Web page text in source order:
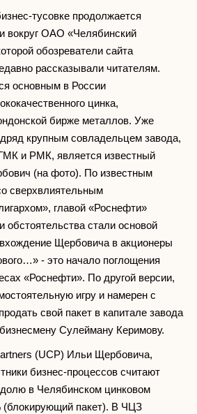
тусовке продолжается
вокруг ОАО «Челябинский
обозреватели сайта
рассказывали читателям.
основным в России
цинка,
бирже металлов. Уже
крупным совладельцем завода,
и РМК, является известный
(на фото). По известным
сверхвлиятельным
главой «Роснефти»
стали основой
вхождение Щербовича в акционеры
- это начало поглощения
«Роснефти». По другой версии,
игру и намерен с
свой пакет в капитале завода
Сулейману Керимову.
(UCP) Ильи Щербовича,
бизнес-процессов считают
в Челябинском цинковом
(блокирующий пакет). В ЧЦЗ